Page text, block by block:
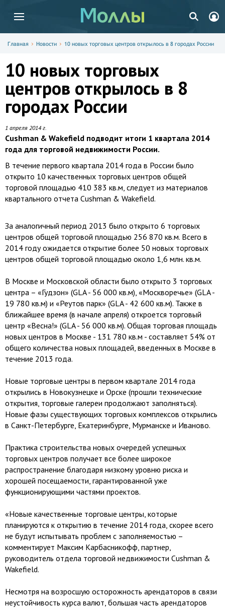
Главная Новости 10 новых торговых центров открылось в 8 городах России
10 новых торговых
центров открылось в 8
городах России
1 апреля 2014 г.
Cushman & Wakefield подводит итоги 1 квартала 2014
года для торговой недвижимости России.
В течение первого квартала 2014 года в России было
открыто 10 качественных торговых центров общей
торговой площадью 410 383 кв.м, следует из материалов
квартального отчета Cushman & Wakefield.
За аналогичный период 2013 было открыто 6 торговых
центров общей торговой площадью 256 870 кв.м. Всего в
2014 году ожидается открытие более 50 новых торговых
центров общей торговой площадью около 1,6 млн. кв.м.
В Москве и Московской области было открыто 3 торговых
центра – «Гудзон» (GLA - 56 000 кв.м), «Москворечье» (GLA -
19 780 кв.м) и «Реутов парк» (GLA - 42 600 кв.м). Также в
ближайшее время (в начале апреля) откроется торговый
центр «Весна!» (GLA - 56 000 кв.м). Общая торговая площадь
новых центров в Москве - 131 780 кв.м - составляет 54% от
общего количества новых площадей, введенных в Москве в
течение 2013 года.
Новые торговые центры в первом квартале 2014 года
открылись в Новокузнецке и Орске (прошли технические
открытия, торговые галереи продолжают заполняться).
Новые фазы существующих торговых комплексов открылись
в Санкт-Петербурге, Екатеринбурге, Мурманске и Иваново.
Практика строительства новых очередей успешных
торговых центров получает все более широкое
распространение благодаря низкому уровню риска и
хорошей посещаемости, гарантированной уже
функционирующими частями проектов.
«Новые качественные торговые центры, которые
планируются к открытию в течение 2014 года, скорее всего
не будут испытывать проблем с заполняемостью –
комментирует Максим Карбасникофф, партнер,
руководитель отдела торговой недвижимости Cushman &
Wakefield.
Несмотря на возросшую осторожность арендаторов в связи
неустойчивость курса валют, большая часть арендаторов